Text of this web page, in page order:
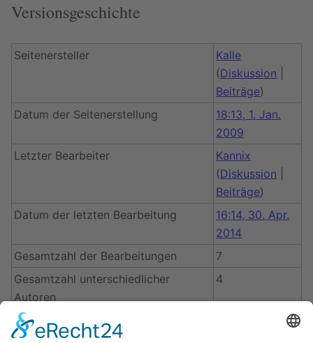
Versionsgeschichte
Seitenersteller
Kalle
(Diskussion
Beiträge)
Datum der Seitenerstellung
18:13, 1. Jan.
2009
Letzter Bearbeiter
Kannix
(Diskussion
Beiträge)
Datum der letzten Bearbeitung
16:14, 30. Apr.
2014
Gesamtzahl der Bearbeitungen
7
Gesamtzahl unterschiedlicher
Autoren
4
Anzahl der kürzlich erfolgten
Bearbeitungen (in den letzten 90